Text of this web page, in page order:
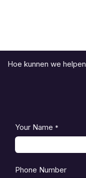
Hoe kunnen we helpen
Your Name *
Phone Number